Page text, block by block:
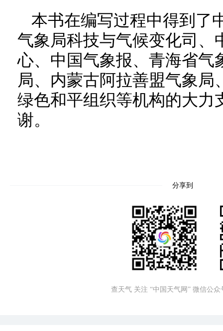
本书在编写过程中得到了
气象局科技与气候变化司、
心、中国气象报、青海省气
局、内蒙古阿拉善盟气象
绿色和平组织等机构的大力
谢。
分享到
查天气 关注 “中国天气网” 微信公众